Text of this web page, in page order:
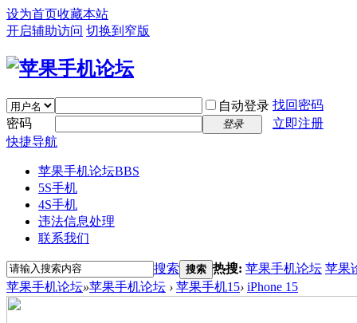
设为首页收藏本站
开启辅助访问 切换到窄版
自动登录 找回密码
密码
登录
立即注册
快捷导航
苹果手机论坛BBS
5S手机
4S手机
违法信息处理
联系我们
搜索 搜索 热搜: 苹果手机论坛 苹果
苹果手机论坛»苹果手机论坛 › 苹果手机15› iPhone 15